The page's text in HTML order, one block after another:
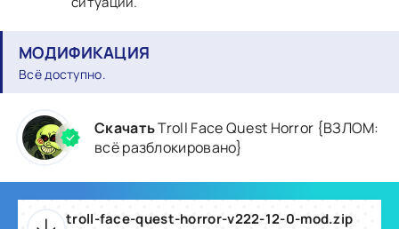
МОДИФИКАЦИЯ
Всё доступно.
СкачатьTroll Face Quest Horror {ВЗЛОМ:
всё разблокировано}
troll-face-quest-horror-v222-12-0-mod.zip